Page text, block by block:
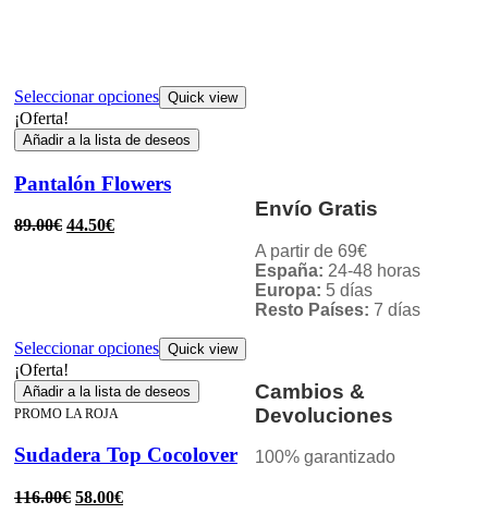
Seleccionar opciones Quick view
¡Oferta!
Añadir a la lista de deseos
Pantalón Flowers
89.00€ 44.50€
Seleccionar opciones Quick view
¡Oferta!
Añadir a la lista de deseos
PROMO LA ROJA
Sudadera Top Cocolover
116.00€ 58.00€
Envío Gratis
A partir de 69€
España: 24-48 horas
Europa: 5 días
Resto Países: 7 días
Cambios &
Devoluciones
100% garantizado